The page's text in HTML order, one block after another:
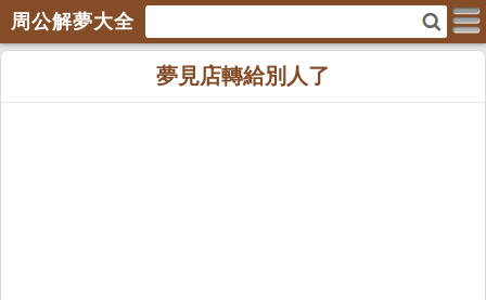
周公解夢大全
夢見店轉給別人了